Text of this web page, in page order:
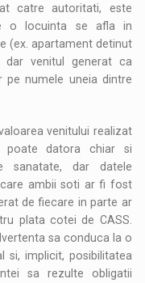
catre autoritati, este
o locuinta se afla in
(ex. apartament detinut
venitul generat ca
numele uneia dintre
venitului realizat
poate datora chiar si
sanatate, dar datele
ambii soti ar fi fost
de fiecare in parte ar
plata cotei de CASS.
sa conduca la o
si, implicit, posibilitatea
sa rezulte obligatii